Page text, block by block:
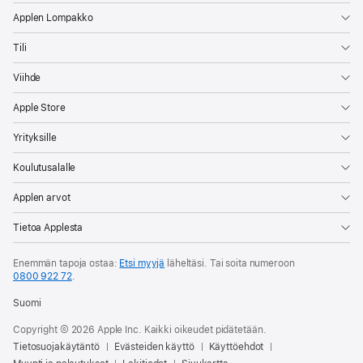
Applen Lompakko
Tili
Viihde
Apple Store
Yrityksille
Koulutusalalle
Applen arvot
Tietoa Applesta
Enemmän tapoja ostaa: Etsi myyjä läheltäsi. Tai soita numeroon
0800 922 72.
Suomi
Copyright © 2026 Apple Inc. Kaikki oikeudet pidätetään.
Tietosuojakäytäntö
Evästeiden käyttö
Käyttöehdot